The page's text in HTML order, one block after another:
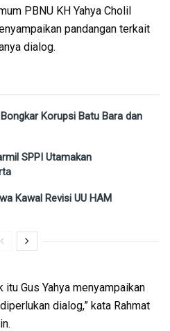
PBNU KH Yahya Cholil
pandangan terkait
dialog.
Korupsi Batu Bara dan
SPPI Utamakan
Kawal Revisi UU HAM
itu Gus Yahya menyampaikan
dialog,” kata Rahmat